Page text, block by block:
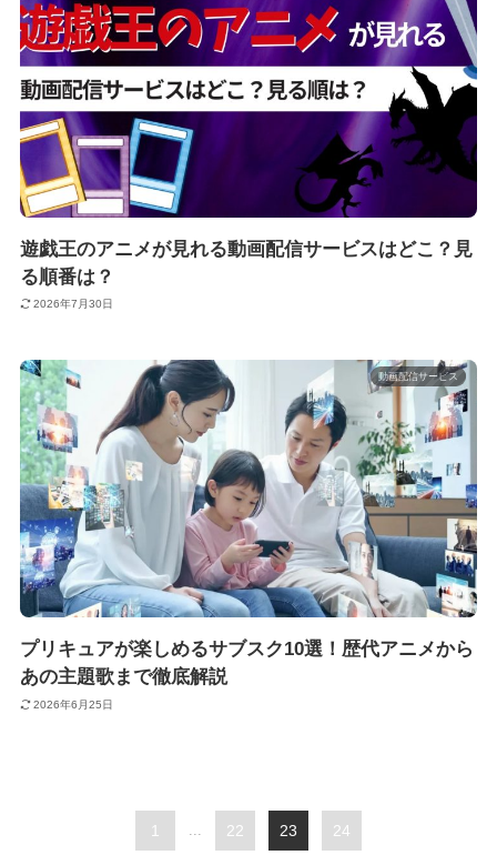
遊戯王のアニメが見れる動画配信サービスはどこ？見
る順番は？
2026年7月30日
動画配信サービス
プリキュアが楽しめるサブスク10選！歴代アニメから
あの主題歌まで徹底解説
2026年6月25日
1 ... 22 23 24